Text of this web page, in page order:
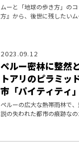
ムーと「地球の歩き方」の
方』から、後世に残したいム
2023.09.12
ペルー密林に整然
トアリのピラミッ
市「パイティティ
ペルーの広大な熱帯雨林で
説の失われた都市の痕跡な